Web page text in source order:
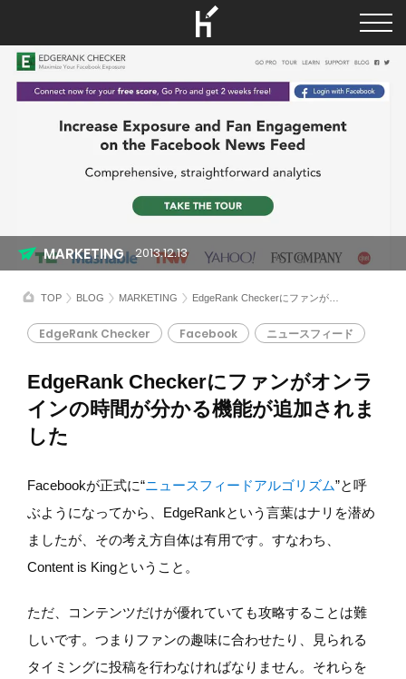
TOP BLOG MARKETING EdgeRank Checkerにファンがオンラインの時間が分かる機能が追加されました
EdgeRank Checkerにファンがオンラ
インの時間が分かる機能が追加されま
した
EdgeRank Checker Facebook ニュースフィード
MARKETING 2013.12.13
Facebookが正式に“ニュースフィードアルゴリズム”と呼
ぶようになってから、EdgeRankという言葉はナリを潜め
ましたが、その考え方自体は有用です。すなわち、
Content is Kingということ。
ただ、コンテンツだけが優れていても攻略することは難
しいです。つまりファンの趣味に合わせたり、見られる
タイミングに投稿を行わなければなりません。それらを